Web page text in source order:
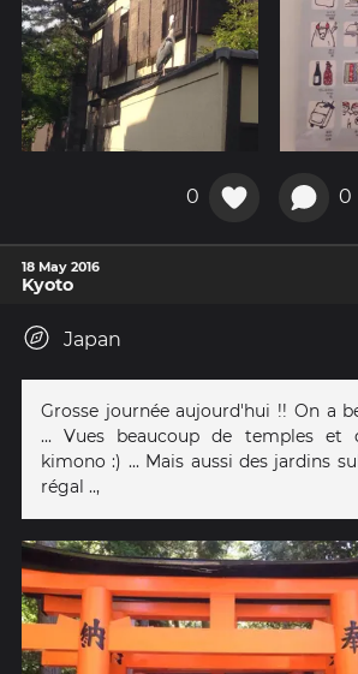
0 0
18 May 2016
Kyoto
Japan
Grosse journée aujourd'hui !! On a
... Vues beaucoup de temples et
kimono :) ... Mais aussi des jardins
régal ..,